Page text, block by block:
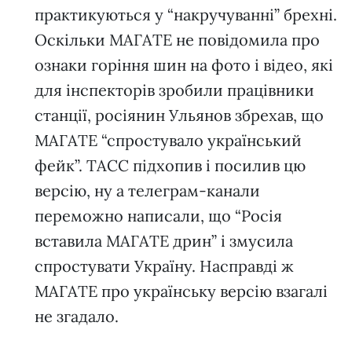
практикуються у “накручуванні” брехні.
Оскільки МАГАТЕ не повідомила про
ознаки горіння шин на фото і відео, які
для інспекторів зробили працівники
станції, росіянин Ульянов збрехав, що
МАГАТЕ “спростувало український
фейк”. ТАСС підхопив і посилив цю
версію, ну а телеграм-канали
переможно написали, що “Росія
вставила МАГАТЕ дрин” і змусила
спростувати Україну. Насправді ж
МАГАТЕ про українську версію взагалі
не згадало.